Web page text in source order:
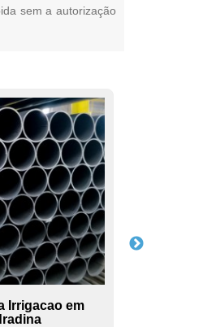
sem a autorização
Irrigacao em